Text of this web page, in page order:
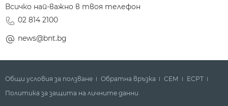
Всичко най-важно в твоя телефон
02 814 2100
news@bnt.bg
Общи условия за ползване Обратна връзка СЕМ
ECPT
Политика за защита на личните данни